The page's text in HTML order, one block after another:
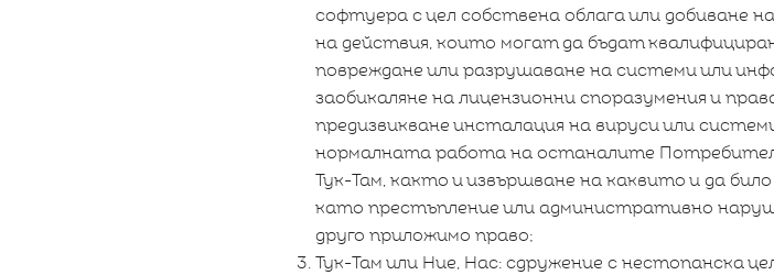
софтуера с цел собствена облага или добиване
на действия, които могат да бъдат
повреждане или разрушаване на системи или
заобикаляне на лицензионни споразумения и
предизвикване инсталация на вируси или
нормалната работа на останалите
Тук-Там, както и извършване на каквито и да
като престъпление или административно
друго приложимо право;
Тук-Там или Ние, Нас: сдружение с нестопанска